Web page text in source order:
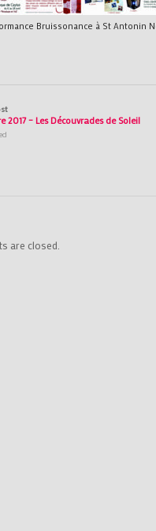
Bruissonance à St Antonin
2017 – Les Découvrades de Soleil
are closed.